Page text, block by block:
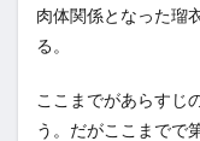
肉体関係となった瑠
る。
ここまでがあらすじ
う。だがここまでで